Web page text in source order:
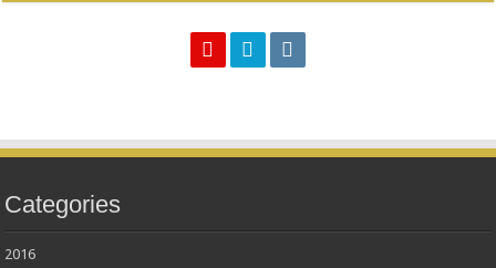
Categories
2016